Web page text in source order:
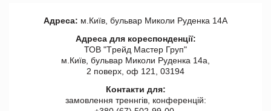
Адреса: м.Київ, бульвар Миколи Руденка 14А
Адреса для кореспонденції:
ТОВ "Tрейд Мастер Груп"
м.Київ, бульвар Миколи Руденка 14а,
2 поверх, оф 121, 03194
Контакти для:
замовлення треннгів, конференцій: